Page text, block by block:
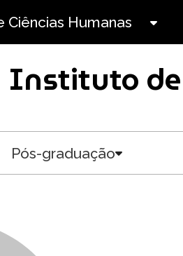
Ciências Humanas
Instituto de
Pós-graduação